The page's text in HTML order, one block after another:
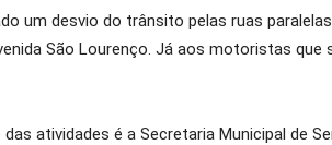
um desvio do trânsito pelas ruas
São Lourenço. Já aos motoristas
atividades é a Secretaria Municipal de